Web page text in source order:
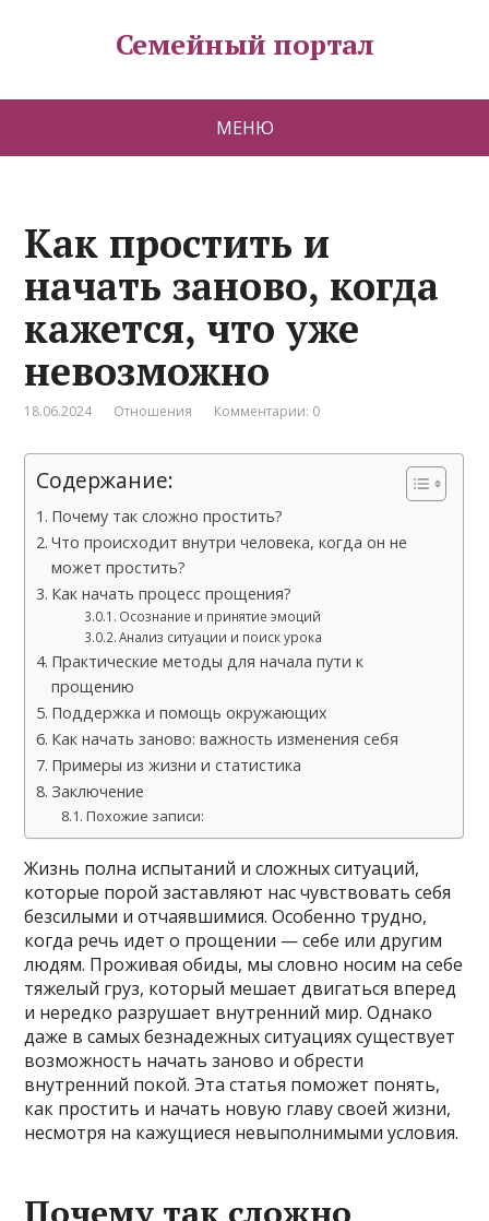
Семейный портал
МЕНЮ
Как простить и
начать заново, когда
кажется, что уже
невозможно
18.06.2024 Отношения Комментарии: 0
Содержание:
Почему так сложно простить?
Что происходит внутри человека, когда он не
может простить?
Как начать процесс прощения?
Осознание и принятие эмоций
Анализ ситуации и поиск урока
Практические методы для начала пути к
прощению
Поддержка и помощь окружающих
Как начать заново: важность изменения себя
Примеры из жизни и статистика
Заключение
Похожие записи:
Жизнь полна испытаний и сложных ситуаций,
которые порой заставляют нас чувствовать себя
безсилыми и отчаявшимися. Особенно трудно,
когда речь идет о прощении — себе или другим
людям. Проживая обиды, мы словно носим на себе
тяжелый груз, который мешает двигаться вперед
и нередко разрушает внутренний мир. Однако
даже в самых безнадежных ситуациях существует
возможность начать заново и обрести
внутренний покой. Эта статья поможет понять,
как простить и начать новую главу своей жизни,
несмотря на кажущиеся невыполнимыми условия.
Почему так сложно